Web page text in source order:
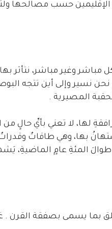
حسب مصالحها
مباشر وغير مباشر، نتأثر
نحن نسير وإلى أين تتجه
المصيرية .
لها، لا تعني بأيِّ حالٍ من
بها، وهي طاقاتٌ وقدراتٌ
المئةِ عامٍ الماضيةِ،
بما يسمى بصفقة القرن .